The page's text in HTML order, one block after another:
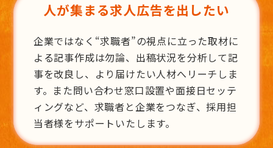
人が集まる求人広告を出したい
企業ではなく“求職者”の視点に立った取材に
よる記事作成は勿論、出稿状況を分析して記
事を改良し、より届けたい人材へリーチしま
す。また問い合わせ窓口設置や面接日セッテ
ィングなど、求職者と企業をつなぎ、採用担
当者様をサポートいたします。